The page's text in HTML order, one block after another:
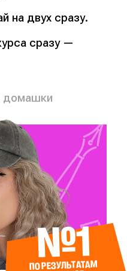
на двух сразу.
сразу —
домашки
№1
ПО РЕЗУЛЬТАТАМ